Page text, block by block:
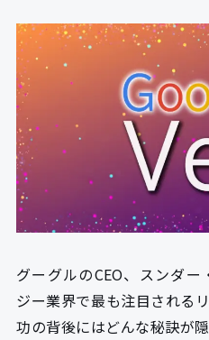
グーグルのCEO、スンダ
ジー業界で最も注目される
功の背後にはどんな秘訣が